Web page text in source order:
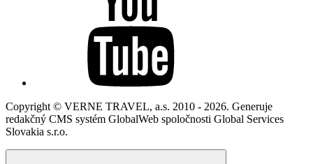
Copyright © VERNE TRAVEL, a.s. 2010 - 2026. Generuje
redakčný CMS systém GlobalWeb spoločnosti Global Services
Slovakia s.r.o.